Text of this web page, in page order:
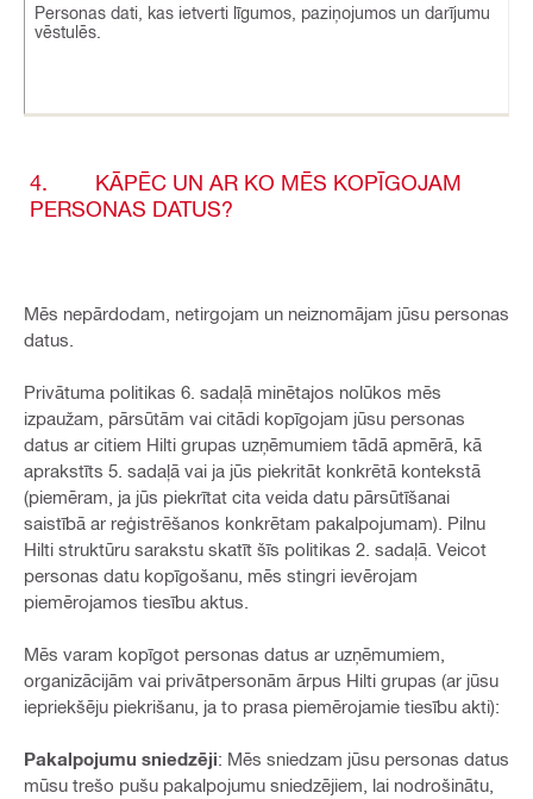
Personas dati, kas ietverti līgumos, paziņojumos un darījumu
vēstulēs.
4. KĀPĒC UN AR KO MĒS KOPĪGOJAM
PERSONAS DATUS?
Mēs nepārdodam, netirgojam un neiznomājam jūsu personas
datus.
Privātuma politikas 6. sadaļā minētajos nolūkos mēs
izpaužam, pārsūtām vai citādi kopīgojam jūsu personas
datus ar citiem Hilti grupas uzņēmumiem tādā apmērā, kā
aprakstīts 5. sadaļā vai ja jūs piekritāt konkrētā kontekstā
(piemēram, ja jūs piekrītat cita veida datu pārsūtīšanai
saistībā ar reģistrēšanos konkrētam pakalpojumam). Pilnu
Hilti struktūru sarakstu skatīt šīs politikas 2. sadaļā. Veicot
personas datu kopīgošanu, mēs stingri ievērojam
piemērojamos tiesību aktus.
Mēs varam kopīgot personas datus ar uzņēmumiem,
organizācijām vai privātpersonām ārpus Hilti grupas (ar jūsu
iepriekšēju piekrišanu, ja to prasa piemērojamie tiesību akti):
Pakalpojumu sniedzēji: Mēs sniedzam jūsu personas datus
mūsu trešo pušu pakalpojumu sniedzējiem, lai nodrošinātu,